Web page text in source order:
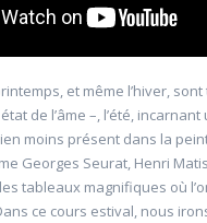
et même l’hiver,
de l’âme –, l’été,
moins présent dans la
Georges Seurat, Henri
tableaux magnifiques où
ce cours estival, nous